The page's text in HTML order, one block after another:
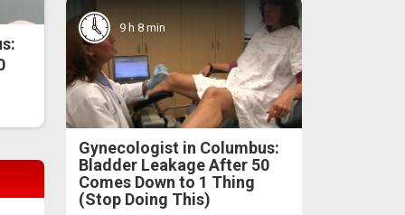
9 h 8 min
Gynecologist in Columbus:
Bladder Leakage After 50
Comes Down to 1 Thing
(Stop Doing This)